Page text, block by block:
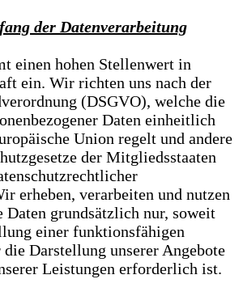
der Datenverarbeitung
einen hohen Stellenwert in
ein. Wir richten uns nach der
(DSGVO), welche die
Daten einheitlich
Union regelt und andere
der Mitgliedsstaaten
erheben, verarbeiten und nutzen
Daten grundsätzlich nur, soweit
einer funktionsfähigen
Darstellung unserer Angebote
Leistungen erforderlich ist.